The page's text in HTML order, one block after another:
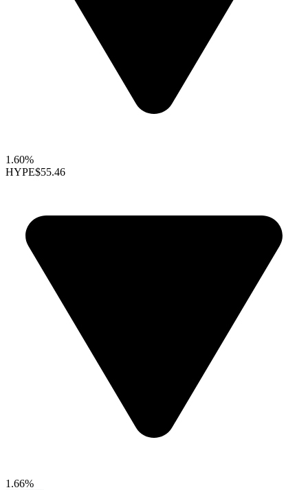
1.60%
HYPE$55.46
1.66%